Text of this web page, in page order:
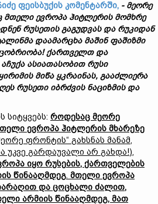
ფეისბუქის კომენტარში, - მეორე
მთელი ევროპა ჰიტლერის მომხრე
რუსეთისგაგუდვას და რუკიდან
დაამარცხა მაშინფაშიზმი
ქართველთ და
აჩუქა ასიათასობით რუსი
მიწა ყკრაინას, გააძლიერა
რუსეთი იბრძვის ნაციზმის და
სიტყვებს: როდესაც მეორე
ევროპა ჰიტლერის მხარეზე
ფრონტის“ გახსნას მანამ,
უკვე გარდაუვალი არ გახდა!),
იყო რუსების, ქართველების
წინააღმდეგ. მთელი ევროპა
და ცოცხალი ძალით,
არმიის წინააღმდეგ, მათ